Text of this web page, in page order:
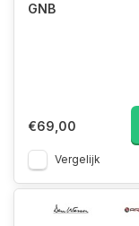
GNB
€69,00
Vergelijk